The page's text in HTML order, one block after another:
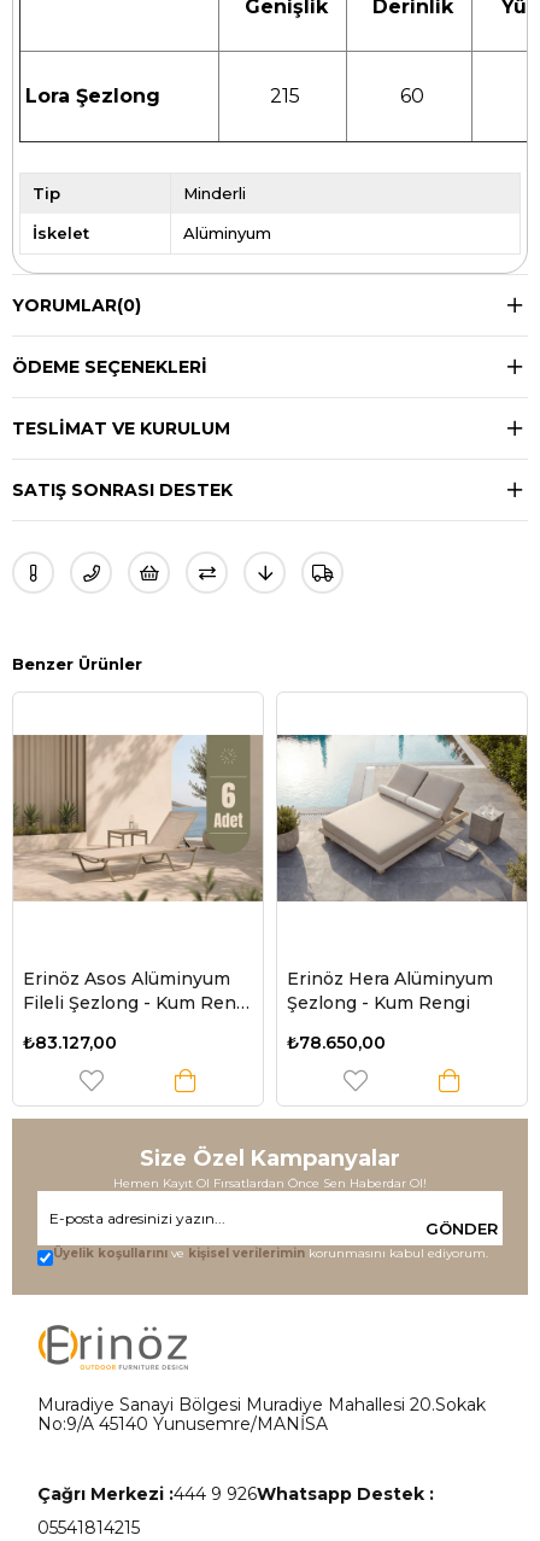
Genişlik Derinlik
Lora Şezlong 215 60
Tip Minderli
İskelet Alüminyum
YORUMLAR(0)
ÖDEME SEÇENEKLERI
TESLIMAT VE KURULUM
SATIŞ SONRASI DESTEK
Benzer Ürünler
Erinöz Asos Alüminyum
Fileli Şezlong - Kum Rengi
₺83.127,00
Erinöz Hera Alüminyum
Şezlong - Kum Rengi
₺78.650,00
Size Özel Kampanyalar
Hemen Kayıt Ol Fırsatlardan Önce Sen Haberdar Ol!
GÖNDER
Üyelik koşullarını ve kişisel verilerimin korunmasını kabul ediyorum.
Muradiye Sanayi Bölgesi Muradiye Mahallesi 20.Sokak
No:9/A 45140 Yunusemre/MANİSA
Çağrı Merkezi :444 9 926Whatsapp Destek :
05541814215